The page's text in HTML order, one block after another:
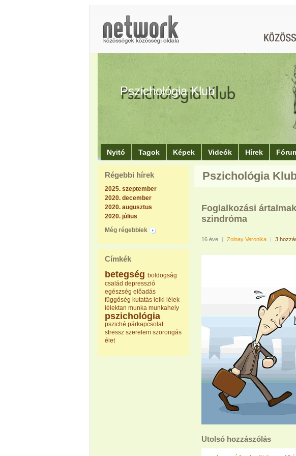
Pszichológia Klub
Nyitó Tagok Képek Videók Hírek
Régebbi hírek
2025. szeptember
2020. december
2020. augusztus
2020. július
Még régebbiek
Címkék
betegség boldogság
család depresszió
egészség előadás
függőség kutatás lelki lélek
lélektan munka munkahely
pszichológia
psziché párkapcsolat
stressz szerelem szorongás
élet
Pszichológia
Foglalkozási
szindróma
16 éve | Zolnay Veronika | 3
Utolsó hozzászólás